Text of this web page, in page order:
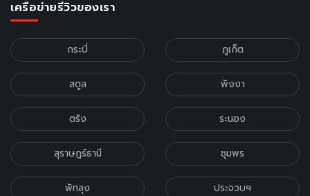
เครือข่ายรีวิวของเรา
กระบี่ ภูเก็ต
สตูล พังงา
ตรัง ระนอง
สุราษฎร์ธานี ชุมพร
พัทลุง ประจวบฯ